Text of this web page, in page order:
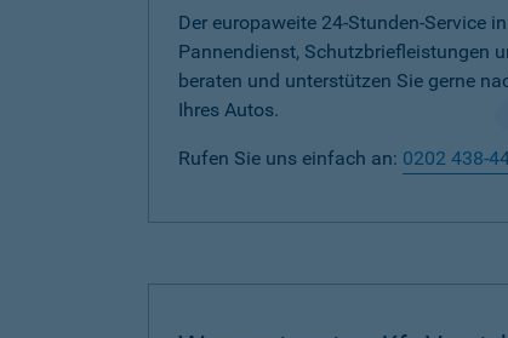
Der europaweite 24-Stunden-Service
Pannendienst, Schutzbriefleistungen
beraten und unterstützen Sie gerne
Ihres Autos.
Rufen Sie uns einfach an: 0202 438-